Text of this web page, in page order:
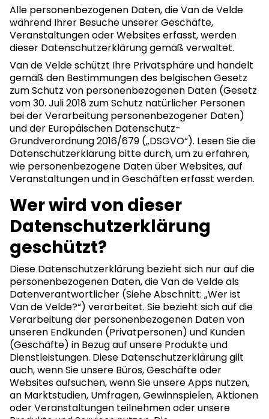
Alle personenbezogenen Daten, die Van de Velde
während Ihrer Besuche unserer Geschäfte,
Veranstaltungen oder Websites erfasst, werden
dieser Datenschutzerklärung gemäß verwaltet.
Van de Velde schützt Ihre Privatsphäre und handelt
gemäß den Bestimmungen des belgischen Gesetz
zum Schutz von personenbezogenen Daten (Gesetz
vom 30. Juli 2018 zum Schutz natürlicher Personen
bei der Verarbeitung personenbezogener Daten)
und der Europäischen Datenschutz-
Grundverordnung 2016/679 („DSGVO“). Lesen Sie die
Datenschutzerklärung bitte durch, um zu erfahren,
wie personenbezogene Daten über Websites, auf
Veranstaltungen und in Geschäften erfasst werden.
Wer wird von dieser
Datenschutzerklärung
geschützt?
Diese Datenschutzerklärung bezieht sich nur auf die
personenbezogenen Daten, die Van de Velde als
Datenverantwortlicher (Siehe Abschnitt: „Wer ist
Van de Velde?“) verarbeitet. Sie bezieht sich auf die
Verarbeitung der personenbezogenen Daten von
unseren Endkunden (Privatpersonen) und Kunden
(Geschäfte) in Bezug auf unsere Produkte und
Dienstleistungen. Diese Datenschutzerklärung gilt
auch, wenn Sie unsere Büros, Geschäfte oder
Websites aufsuchen, wenn Sie unsere Apps nutzen,
an Marktstudien, Umfragen, Gewinnspielen, Aktionen
oder Veranstaltungen teilnehmen oder unsere